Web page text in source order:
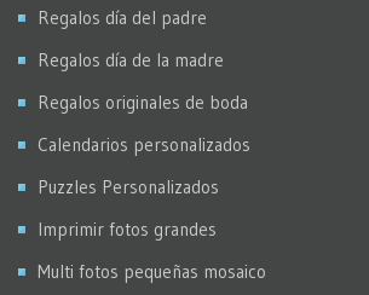
Regalos día del padre
Regalos día de la madre
Regalos originales de boda
Calendarios personalizados
Puzzles Personalizados
Imprimir fotos grandes
Multi fotos pequeñas mosaico